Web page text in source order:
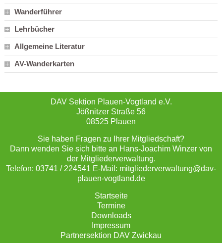
Wanderführer
Lehrbücher
Allgemeine Literatur
AV-Wanderkarten
DAV Sektion Plauen-Vogtland e.V.
Jößnitzer Straße 56
08525 Plauen
Sie haben Fragen zu Ihrer Mitgliedschaft?
Dann wenden Sie sich bitte an Hans-Joachim Winzer von
der Mitgliederverwaltung.
Telefon: 03741 / 224541 E-Mail: mitgliederverwaltung@dav-
plauen-vogtland.de
Startseite
Termine
Downloads
Impressum
Partnersektion DAV Zwickau